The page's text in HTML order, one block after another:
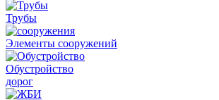
Трубы
Элементы сооружений
Обустройство
дорог